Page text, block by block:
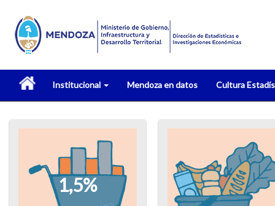
Institucional Mendoza en datos Cultura
1,5%